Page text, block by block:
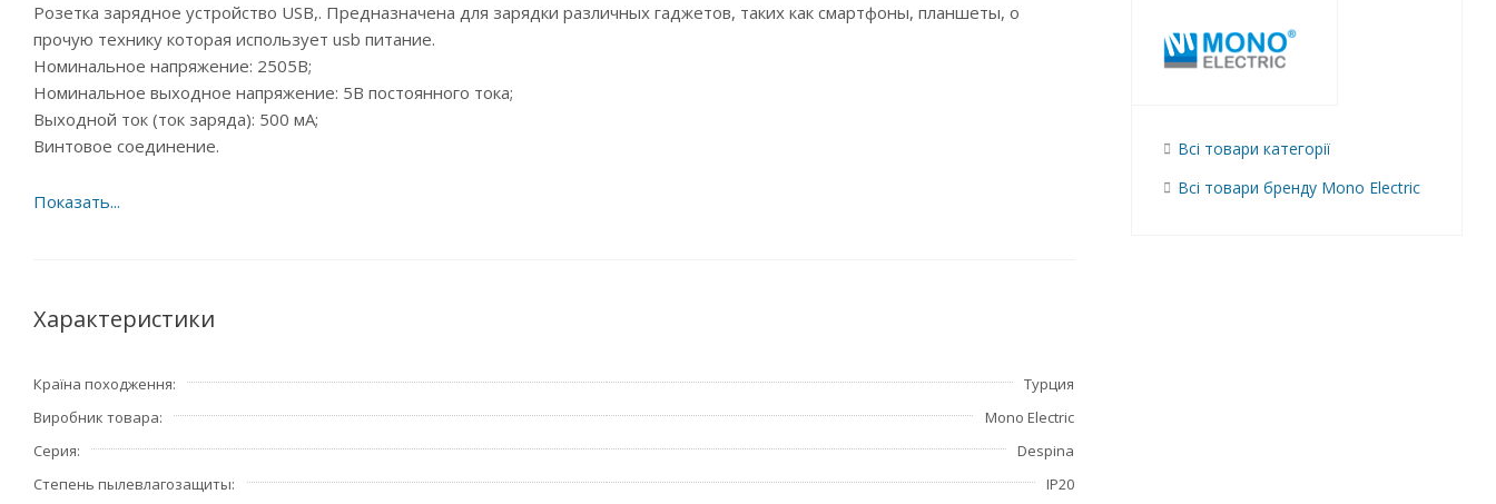
Розетка зарядное устройство USB,. Предназначена для зарядки различных гаджетов, таких как смартфоны, планшеты, о
прочую технику которая использует usb питание.
Номинальное напряжение: 2505В;
Номинальное выходное напряжение: 5В постоянного тока;
Выходной ток (ток заряда): 500 мА;
Винтовое соединение.
Характеристики
Країна походження
Турция
Виробник товара
Mono Electric
Серия
Despina
Степень пылевлагозащиты
IP20
Всі товари категорії
Всі товари бренду Mono Electric